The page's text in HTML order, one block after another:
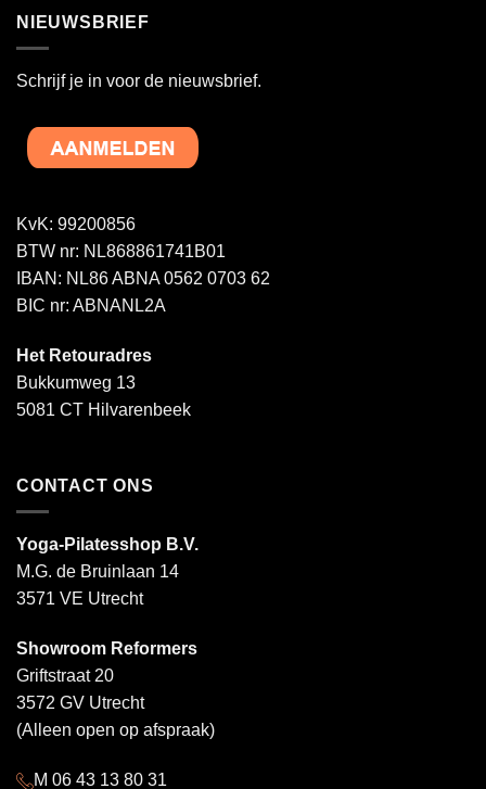
NIEUWSBRIEF
Schrijf je in voor de nieuwsbrief.
KvK: 99200856
BTW nr: NL868861741B01
IBAN: NL86 ABNA 0562 0703 62
BIC nr: ABNANL2A
Het Retouradres
Bukkumweg 13
5081 CT Hilvarenbeek
CONTACT ONS
Yoga-Pilatesshop B.V.
M.G. de Bruinlaan 14
3571 VE Utrecht
Showroom Reformers
Griftstraat 20
3572 GV Utrecht
(Alleen open op afspraak)
M 06 43 13 80 31